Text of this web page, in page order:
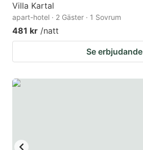
Villa Kartal
apart-hotel · 2 Gäster · 1 Sovrum
481 kr /natt
Se erbjudande